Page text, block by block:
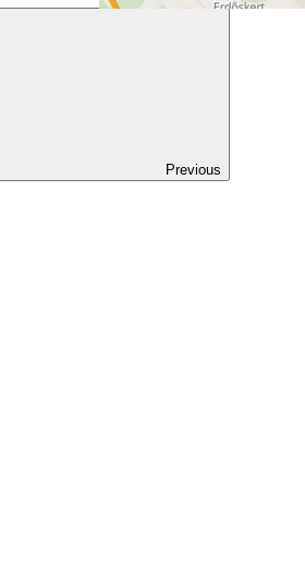
Previous